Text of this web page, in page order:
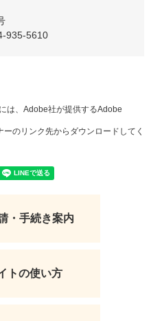
935-5610
は、Adobe社が提供するAdobe
のリンク先からダウンロードしてく
・手続き案内
トの使い方